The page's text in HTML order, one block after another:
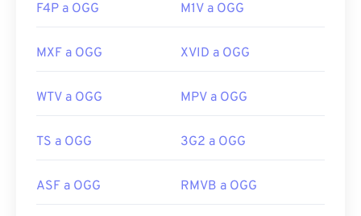
F4P a OGG M1V a OGG
MXF a OGG XVID a OGG
WTV a OGG MPV a OGG
TS a OGG 3G2 a OGG
ASF a OGG RMVB a OGG